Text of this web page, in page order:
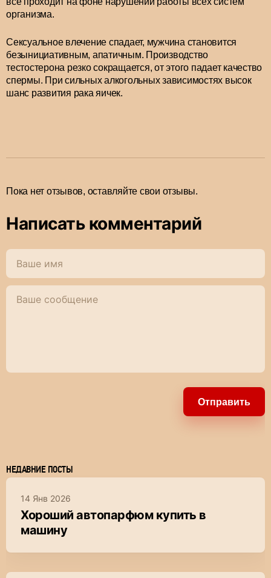
организма.
Сексуальное влечение спадает, мужчина становится
безынициативным, апатичным. Производство
тестостерона резко сокращается, от этого падает качество
спермы. При сильных алкогольных зависимостях высок
шанс развития рака яичек.
Пока нет отзывов, оставляйте свои отзывы.
Написать комментарий
Отправить
НЕДАВНИЕ ПОСТЫ
14 Янв 2026
Хороший автопарфюм купить в
машину